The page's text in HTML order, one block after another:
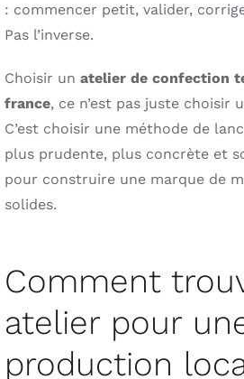
: commencer petit, valider,
Pas l’inverse.
Choisir un atelier de confection
france, ce n’est pas juste choisir
C’est choisir une méthode de
plus prudente, plus concrète et
pour construire une marque de
solides.
Comment
atelier pour
production